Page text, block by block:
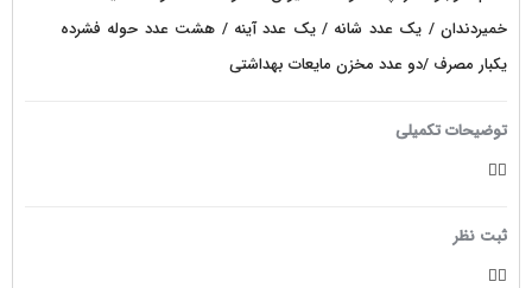
خمیردندان / یک عدد شانه / یک عدد آینه / هشت عدد حوله فشرده
یکبار مصرف /دو عدد مخزن مایعات بهداشتی
توضیحات تکمیلی
ثبت نظر